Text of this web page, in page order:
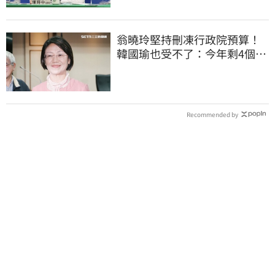
翁曉玲堅持刪凍行政院預算！
韓國瑜也受不了：今年剩4個月
Recommended by